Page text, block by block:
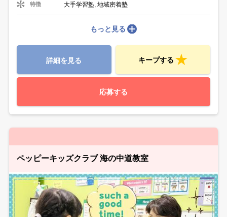
特徴 大手学習塾, 地域密着塾
もっと見る
詳細を見る キープする
応募する
ペッピーキッズクラブ 海の中道教室